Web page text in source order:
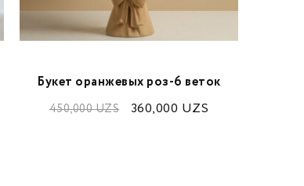
Букет оранжевых роз-6 веток
450,000UZS 360,000 UZS